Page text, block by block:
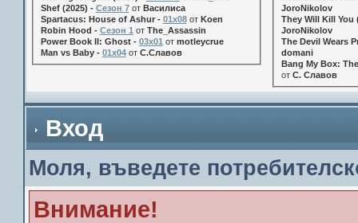
Shef (2025) - Сезон 7от Василиса
Spartacus: House of Ashur - 01x08от Koen
Robin Hood - Сезон 1 от The_Assassin
Power Book II: Ghost - 03x01 от motleycrue
Man vs Baby - 01x04от С.Славов
JoroNikolov
They Will Kill You
JoroNikolov
The Devil Wears
domani
Bang My Box:
от С. Славов
Вход
Моля, въведете
Внимание!